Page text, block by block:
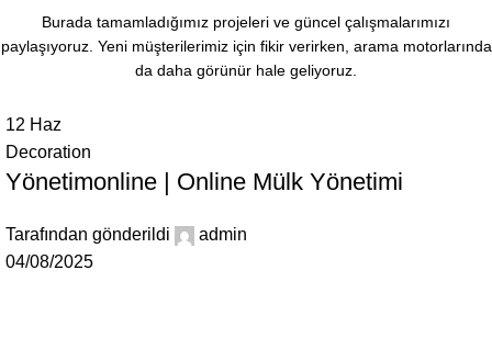
Burada tamamladığımız projeleri ve güncel çalışmalarımızı
paylaşıyoruz. Yeni müşterilerimiz için fikir verirken, arama motorlarında
da daha görünür hale geliyoruz.
12 Haz
Decoration
Yönetimonline | Online Mülk Yönetimi
Tarafından gönderildi
admin
04/08/2025